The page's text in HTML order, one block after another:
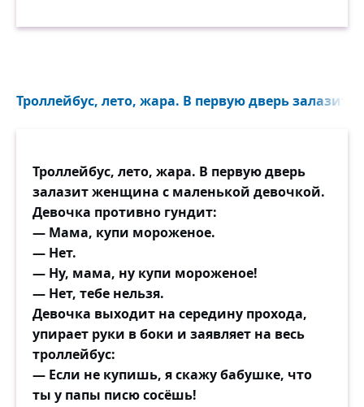
Троллейбус, лето, жара. В первую дверь залазит
Троллейбус, лето, жара. В первую дверь
залазит женщина с маленькой девочкой.
Девочка противно гундит:
— Мама, купи мороженое.
— Нет.
— Ну, мама, ну купи мороженое!
— Нет, тебе нельзя.
Девочка выходит на середину прохода,
упирает руки в боки и заявляет на весь
троллейбус:
— Если не купишь, я скажу бабушке, что
ты у папы писю сосёшь!